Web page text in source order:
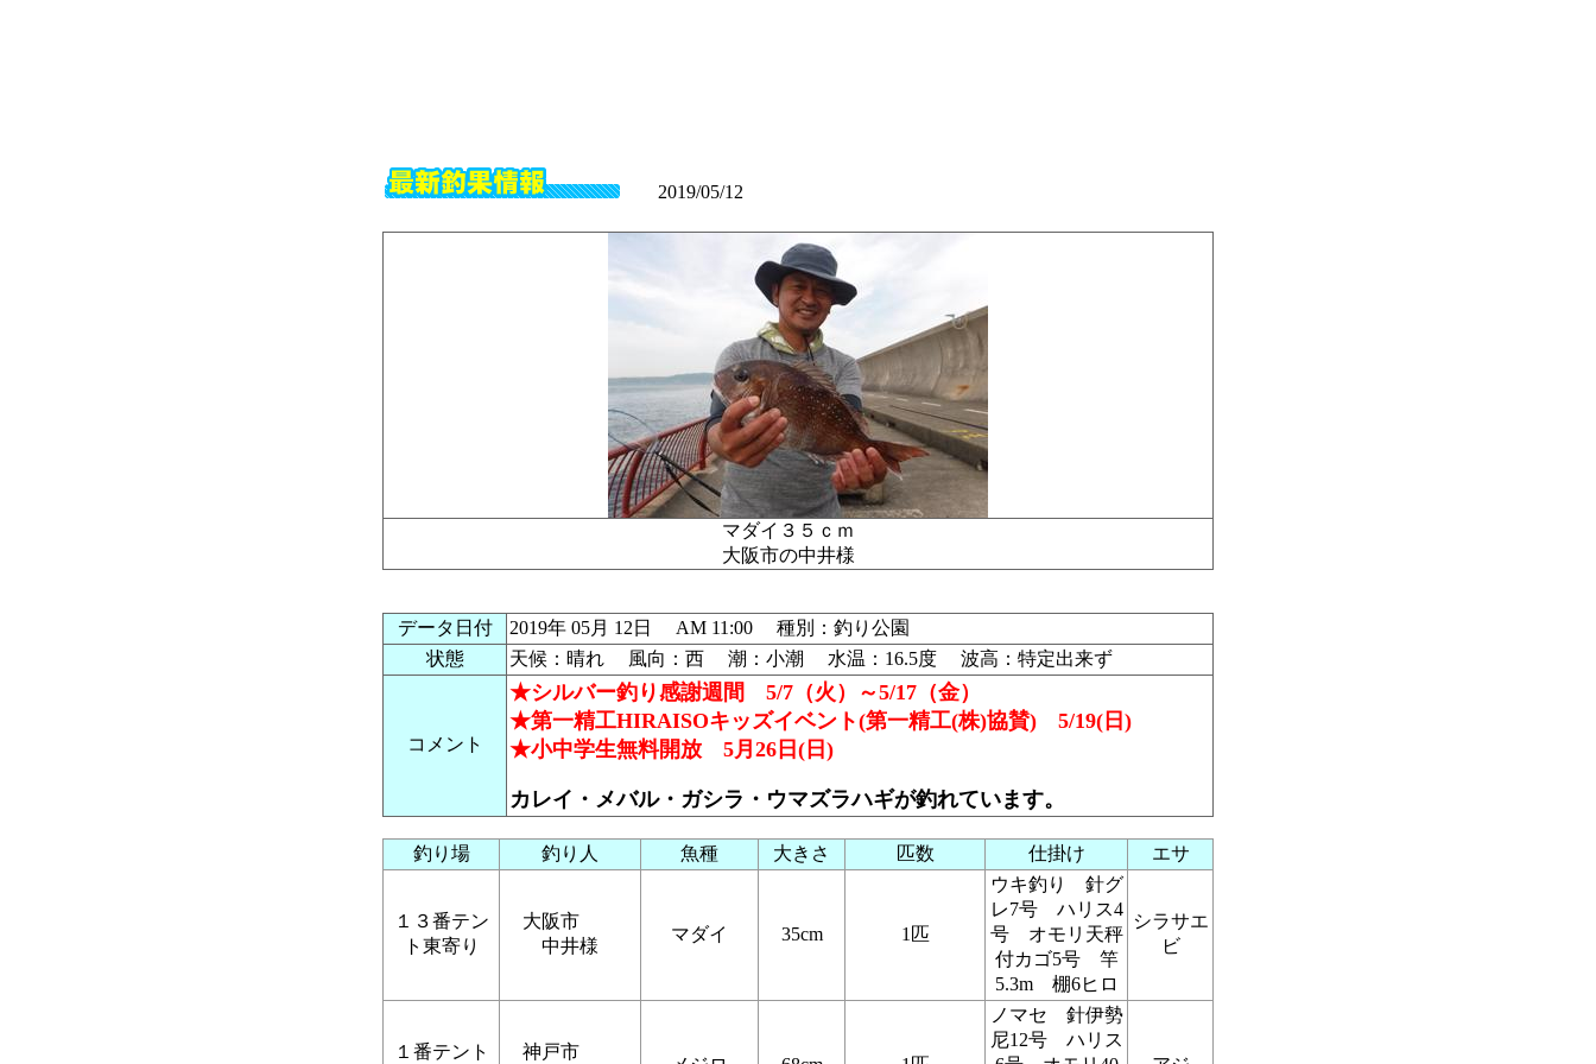
2019/05/12
マダイ３５ｃｍ
大阪市の中井様
データ日付
2019年 05月 12日 AM 11:00 種別：釣り公園
状態
天候：晴れ 風向：西 潮：小潮 水温：16.5度 波高：特定出来ず
コメント
★シルバー釣り感謝週間 5/7（火）～5/17（金）
★第一精工HIRAISOキッズイベント(第一精工(株)協賛) 5/19(日)
★小中学生無料開放 5月26日(日)
カレイ・メバル・ガシラ・ウマズラハギが釣れています。
釣り場 釣り人 魚種 大きさ 匹数 仕掛け エサ
１３番テン
ト東寄り
大阪市
中井様
マダイ 35cm 1匹
ウキ釣り 針グ
レ7号 ハリス4
号 オモリ天秤
付カゴ5号 竿
5.3m 棚6ヒロ
シラサエ
ビ
１番テント
神戸市
ノマセ 針伊勢
尼12号 ハリス